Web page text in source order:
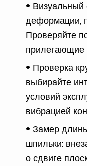
Визуальный
деформации,
Проверяйте
прилегающие
Проверка
выбирайте
условий
вибрацией
Замер
шпильки:
о сдвиге